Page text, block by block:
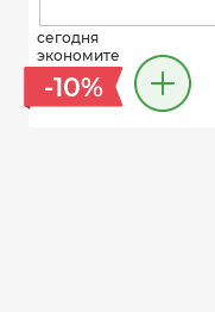
сегодня
экономите
-10%